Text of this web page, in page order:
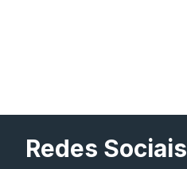
Redes Sociais